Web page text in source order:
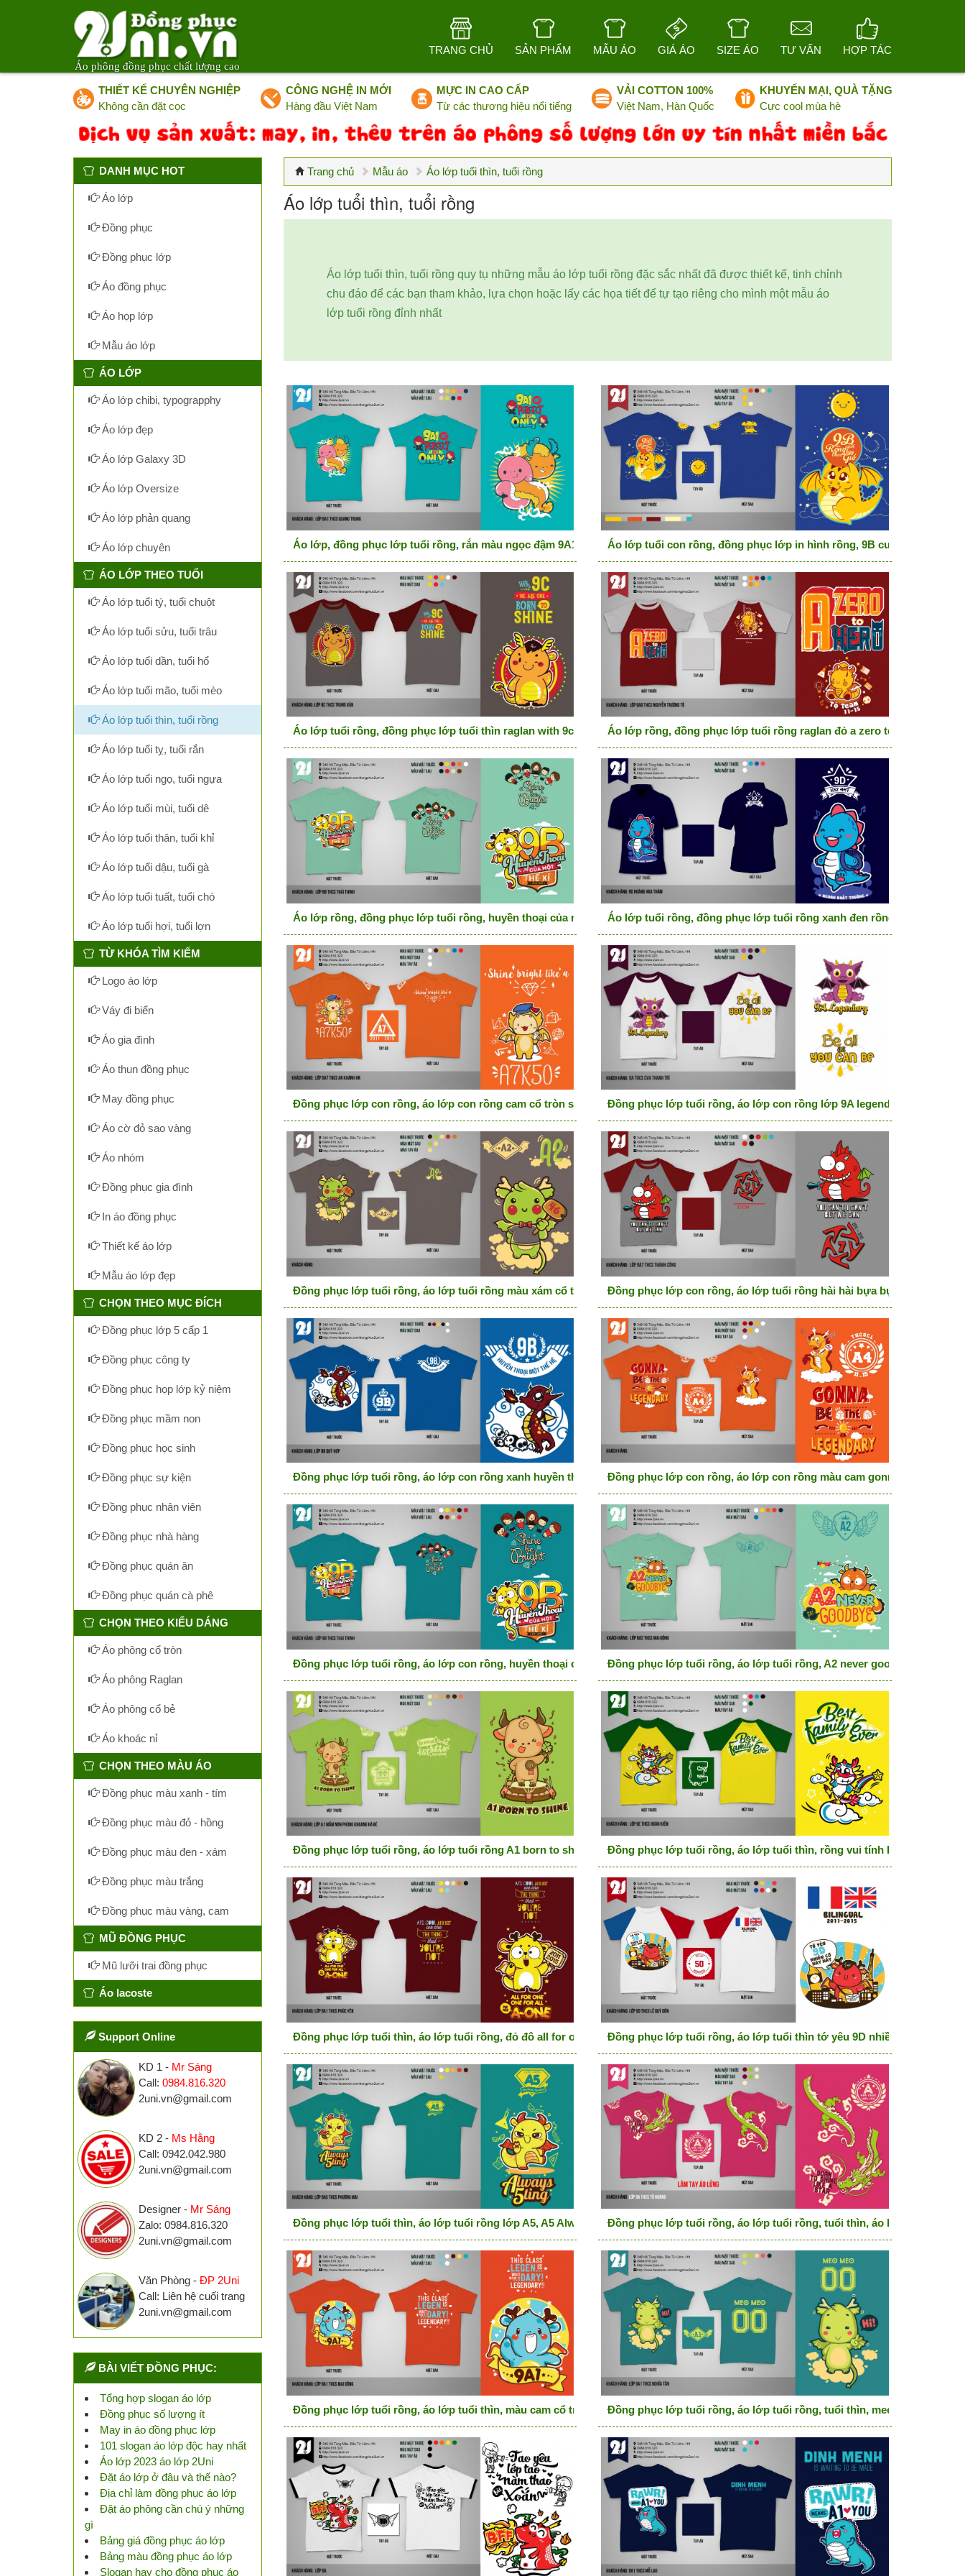
Áo phông đồng phục chất lượng cao
TRANG CHỦ SẢN PHẨM MẪU ÁO GIÁ ÁO SIZE ÁO TƯ VẤN HỢP TÁC
THIẾT KẾ CHUYÊN NGHIỆP
Không cần đặt cọc
CÔNG NGHỆ IN MỚI
Hàng đầu Việt Nam
MỰC IN CAO CẤP
Từ các thương hiệu nổi tiếng
VẢI COTTON 100%
Việt Nam, Hàn Quốc
KHUYẾN MẠI, QUÀ TẶNG
Cực cool mùa hè
Trang chủ Mẫu áo Áo lớp tuổi thìn, tuổi rồng
Áo lớp tuổi thìn, tuổi rồng
Áo lớp tuổi thìn, tuổi rồng quy tụ những mẫu áo lớp tuổi rồng đặc sắc nhất đã được thiết kế, tinh chỉnh
chu đáo để các bạn tham khảo, lựa chọn hoặc lấy các họa tiết để tự tạo riêng cho mình một mẫu áo
lớp tuổi rồng đỉnh nhất
Áo lớp, đồng phục lớp tuổi rồng, rắn màu ngọc đậm 9A1 not perfect but onlyÁo lớp tuổi con rồng, đồng phục lớp in hình rồng, 9B cưỡi rồng bay
Áo lớp tuổi rồng, đồng phục lớp tuổi thìn raglan with 9c we are one and born to shineÁo lớp rồng, đồng phục lớp tuổi rồng raglan đỏ a zero to hero
Áo lớp rồng, đồng phục lớp tuổi rồng, huyền thoại của một thế kỷÁo lớp tuổi rồng, đồng phục lớp tuổi rồng xanh đen rồng cute học sinh
Đồng phục lớp con rồng, áo lớp con rồng cam cổ tròn shine bright like a diamonĐồng phục lớp tuổi rồng, áo lớp con rồng lớp 9A legendary
Đồng phục lớp tuổi rồng, áo lớp tuổi rồng màu xám cổ tròn rồng cute A2Đồng phục lớp con rồng, áo lớp tuổi rồng hài hài bựa bựa
Đồng phục lớp tuổi rồng, áo lớp con rồng xanh huyền thoại một thế hệĐồng phục lớp con rồng, áo lớp con rồng màu cam gonna be the
Đồng phục lớp tuổi rồng, áo lớp con rồng, huyền thoại của một thế kỷĐồng phục lớp tuổi rồng, áo lớp tuổi rồng, A2 never goodbye rồng
Đồng phục lớp tuổi rồng, áo lớp tuổi rồng A1 born to shine cốm cổ trònĐồng phục lớp tuổi rồng, áo lớp tuổi thìn, rồng vui tính Best family
Đồng phục lớp tuổi thìn, áo lớp tuổi rồng, đỏ đô all for one, one for allĐồng phục lớp tuổi rồng, áo lớp tuổi thìn tớ yêu 9D nhiều cỡ này này
Đồng phục lớp tuổi thìn, áo lớp tuổi rồng lớp A5, A5 Alway StingĐồng phục lớp tuổi rồng, áo lớp tuổi rồng, tuổi thìn, áo lớp cổ tròn
Đồng phục lớp tuổi rồng, áo lớp tuổi thìn, màu cam cổ tròn rồng chibiĐồng phục lớp tuổi rồng, áo lớp tuổi rồng, tuổi thìn, meo meo ngọc
DANH MỤC HOT
Áo lớp
Đồng phục
Đồng phục lớp
Áo đồng phục
Áo họp lớp
Mẫu áo lớp
ÁO LỚP
Áo lớp chibi, typograpphy
Áo lớp đẹp
Áo lớp Galaxy 3D
Áo lớp Oversize
Áo lớp phản quang
Áo lớp chuyên
ÁO LỚP THEO TUỔI
Áo lớp tuổi tý, tuổi chuột
Áo lớp tuổi sửu, tuổi trâu
Áo lớp tuổi dần, tuổi hổ
Áo lớp tuổi mão, tuổi mèo
Áo lớp tuổi thìn, tuổi rồng
Áo lớp tuổi tỵ, tuổi rắn
Áo lớp tuổi ngọ, tuổi ngựa
Áo lớp tuổi mùi, tuổi dê
Áo lớp tuổi thân, tuổi khỉ
Áo lớp tuổi dậu, tuổi gà
Áo lớp tuổi tuất, tuổi chó
Áo lớp tuổi hợi, tuổi lợn
TỪ KHÓA TÌM KIẾM
Logo áo lớp
Váy đi biển
Áo gia đình
Áo thun đồng phục
May đồng phục
Áo cờ đỏ sao vàng
Áo nhóm
Đồng phục gia đình
In áo đồng phục
Thiết kế áo lớp
Mẫu áo lớp đẹp
CHỌN THEO MỤC ĐÍCH
Đồng phục lớp 5 cấp 1
Đồng phục công ty
Đồng phục họp lớp kỷ niệm
Đồng phục mầm non
Đồng phục học sinh
Đồng phục sự kiện
Đồng phục nhân viên
Đồng phục nhà hàng
Đồng phục quán ăn
Đồng phục quán cà phê
CHỌN THEO KIỂU DÁNG
Áo phông cổ tròn
Áo phông Raglan
Áo phông cổ bẻ
Áo khoác nỉ
CHỌN THEO MÀU ÁO
Đồng phục màu xanh - tím
Đồng phục màu đỏ - hồng
Đồng phục màu đen - xám
Đồng phục màu trắng
Đồng phục màu vàng, cam
MŨ ĐỒNG PHỤC
Mũ lưỡi trai đồng phục
Áo lacoste
Support Online
KD 1 - Mr Sáng
Call: 0984.816.320
2uni.vn@gmail.com
KD 2 - Ms Hằng
Call: 0942.042.980
2uni.vn@gmail.com
Designer - Mr Sáng
Zalo: 0984.816.320
2uni.vn@gmail.com
Văn Phòng - ĐP 2Uni
Call: Liên hệ cuối trang
2uni.vn@gmail.com
BÀI VIẾT ĐỒNG PHỤC:
Tổng hợp slogan áo lớp
Đồng phục số lượng ít
May in áo đồng phục lớp
101 slogan áo lớp độc hay nhất
Áo lớp 2023 áo lớp 2Uni
Đặt áo lớp ở đâu và thế nào?
Địa chỉ làm đồng phục áo lớp
Đặt áo phông cần chú ý những
gì
Bảng giá đồng phục áo lớp
Bảng màu đồng phục áo lớp
Slogan hay cho đồng phục áo